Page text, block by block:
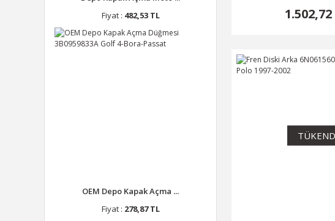
Fiyat : 482,53 TL
OEM Depo Kapak Açma ...
Fiyat : 278,87 TL